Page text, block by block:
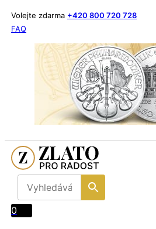
Volejte zdarma +420 800 720 728
FAQ
0